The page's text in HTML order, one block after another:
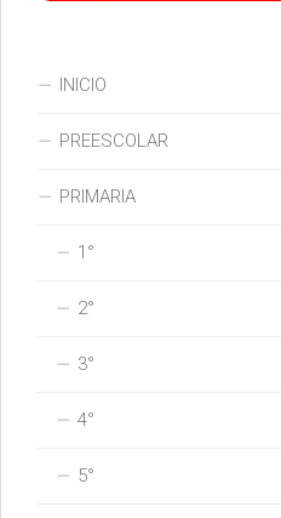
INICIO
PREESCOLAR
PRIMARIA
1°
2°
3°
4°
5°